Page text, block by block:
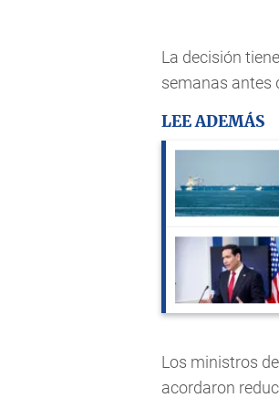
La decisión
semanas antes
LEE ADEMÁS
Los ministros
acordaron